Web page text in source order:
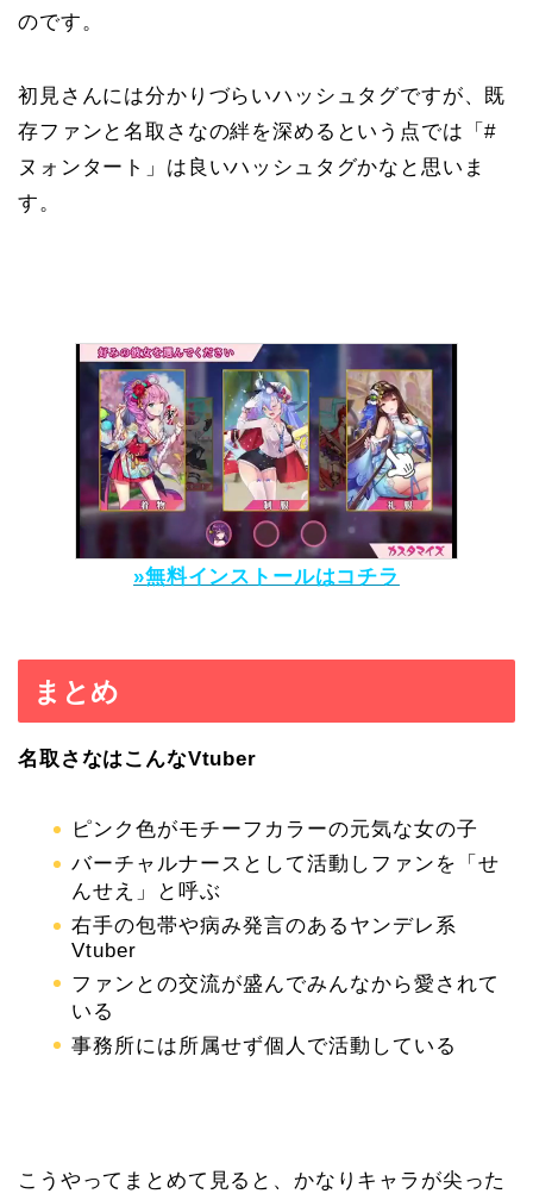
のです。
初見さんには分かりづらいハッシュタグですが、既
存ファンと名取さなの絆を深めるという点では「#
ヌォンタート」は良いハッシュタグかなと思いま
す。
»無料インストールはコチラ
まとめ
名取さなはこんなVtuber
ピンク色がモチーフカラーの元気な女の子
バーチャルナースとして活動しファンを「せ
んせえ」と呼ぶ
右手の包帯や病み発言のあるヤンデレ系
Vtuber
ファンとの交流が盛んでみんなから愛されて
いる
事務所には所属せず個人で活動している
こうやってまとめて見ると、かなりキャラが尖った